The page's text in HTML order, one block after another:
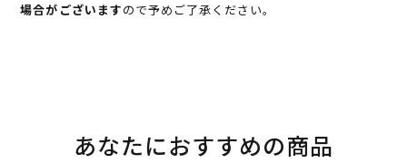
場合がございますので予めご了承ください。
あなたにおすすめの商品